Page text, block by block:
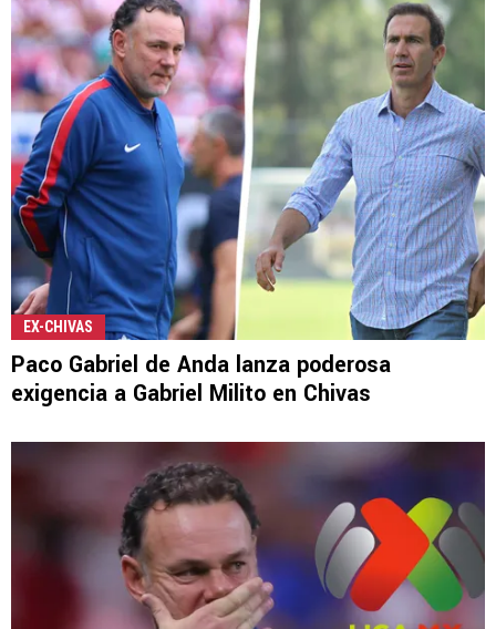
EX-CHIVAS
Paco Gabriel de Anda lanza poderosa
exigencia a Gabriel Milito en Chivas